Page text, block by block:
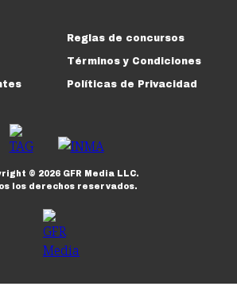
Reglas de concursos
Términos y Condiciones
Políticas de Privacidad
© 2026GFR Media LLC.
los derechos reservados.